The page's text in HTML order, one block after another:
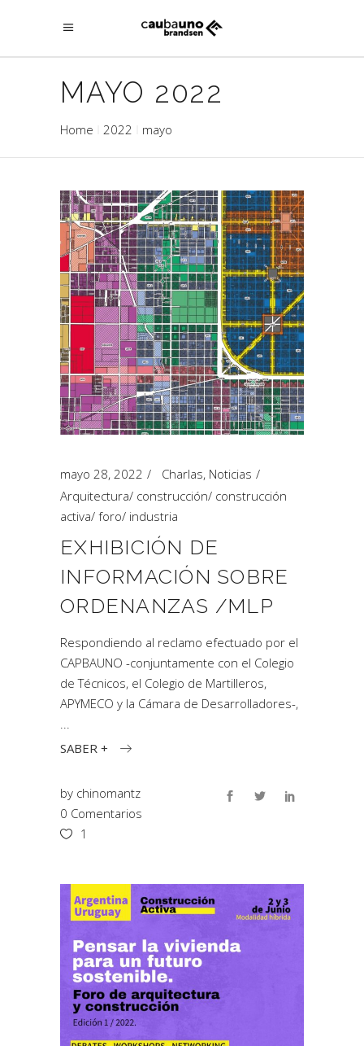
MAYO 2022
Home 2022 mayo
mayo 28, 2022 Charlas, Noticias
Arquitectura/ construcción/ construcción
activa/ foro/ industria
EXHIBICIÓN DE
INFORMACIÓN SOBRE
ORDENANZAS /MLP
Respondiendo al reclamo efectuado por el
CAPBAUNO -conjuntamente con el Colegio
de Técnicos, el Colegio de Martilleros,
APYMECO y la Cámara de Desarrolladores-,
SABER +
by chinomantz
0 Comentarios
1